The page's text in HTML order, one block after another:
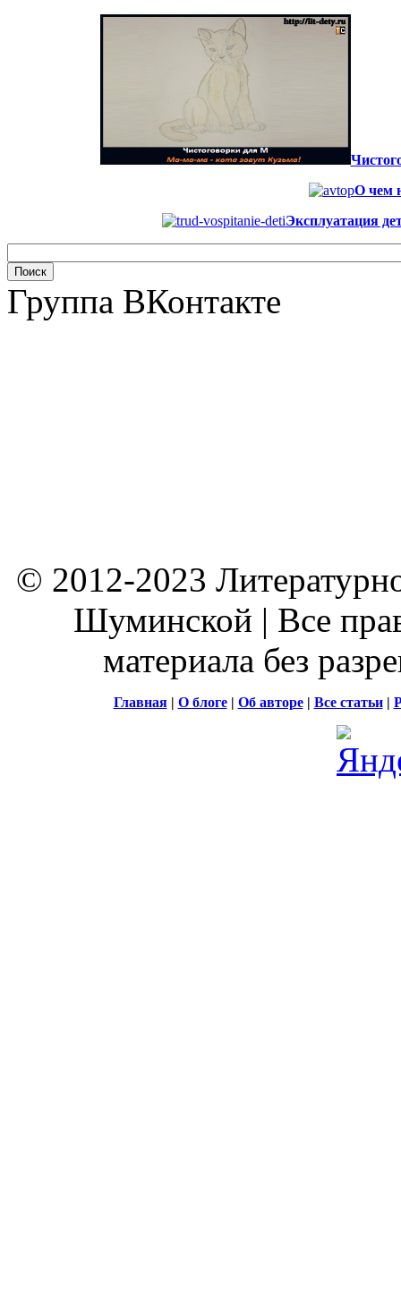
О чем
Эксплуатация
Группа ВКонтакте
© 2012-2023
Шуминской | Все
материала без
Главная| О блоге| Об авторе| Все статьи|